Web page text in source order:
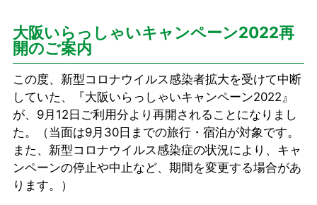
大阪いらっしゃいキャンペーン2022再
開のご案内
この度、新型コロナウイルス感染者拡大を受けて中断
していた、『大阪いらっしゃいキャンペーン2022』
が、9月12日ご利用分より再開されることになりまし
た。（当面は9月30日までの旅行・宿泊が対象です。
また、新型コロナウイルス感染症の状況により、キャ
ンペーンの停止や中止など、期間を変更する場合があ
ります。）